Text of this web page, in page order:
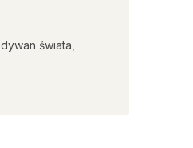
świata,